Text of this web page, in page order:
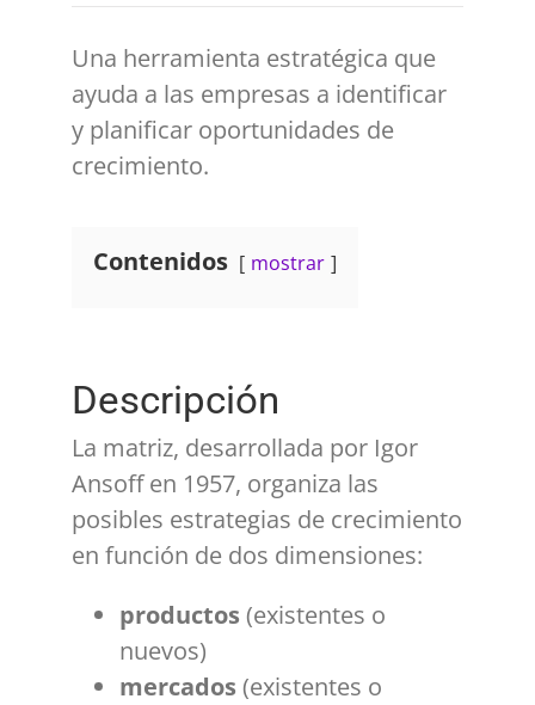
Una herramienta estratégica que
ayuda a las empresas a identificar
y planificar oportunidades de
crecimiento.
Contenidos mostrar
Descripción
La matriz, desarrollada por Igor
Ansoff en 1957, organiza las
posibles estrategias de crecimiento
en función de dos dimensiones:
productos (existentes o
nuevos)
mercados (existentes o